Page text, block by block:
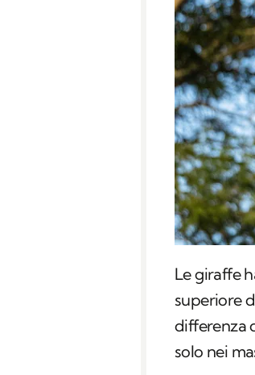
Le giraffe
superiore
differenza
solo nei